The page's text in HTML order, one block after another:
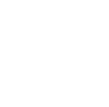
Aller au